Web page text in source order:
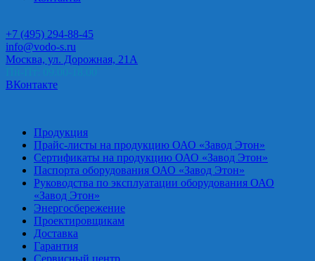
+7 (495) 294-88-45
info@vodo-s.ru
Москва, ул. Дорожная, 21А
ВКонтакте
Продукция
Прайс-листы на продукцию ОАО «Завод Этон»
Сертификаты на продукцию ОАО «Завод Этон»
Паспорта оборудования ОАО «Завод Этон»
Руководства по эксплуатации оборудования ОАО
«Завод Этон»
Энергосбережение
Проектировщикам
Доставка
Гарантия
Сервисный центр